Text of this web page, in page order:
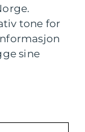
tone for
sine